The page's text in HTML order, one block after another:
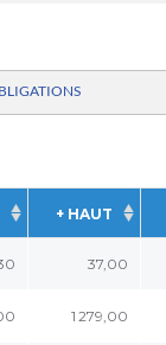
+ HAUT
37,00
1 279,00